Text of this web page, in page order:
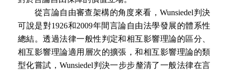
從言論自由審查架構的角度來看，Wunsiedel判決
可說是對1926和2009年間言論自由法學發展的體系性
總結。透過法律一般性判定和相互影響理論的區分、
相互影響理論適用層次的擴張，和相互影響理論的類
型化嘗試，Wunsiedel判決一步步釐清了一般法律在言